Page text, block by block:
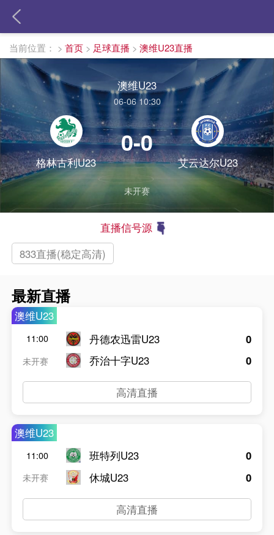
当前位置： > 首页 > 足球直播 > 澳维U23直播
澳维U23
06-06 10:30
格林古利U23
0-0
艾云达尔U23
未开赛
直播信号源
833直播(稳定高清)
最新直播
澳维U23
11:00
未开赛
丹德农迅雷U23
乔治十字U23
0
0
高清直播
澳维U23
11:00
未开赛
班特列U23
休城U23
0
0
高清直播